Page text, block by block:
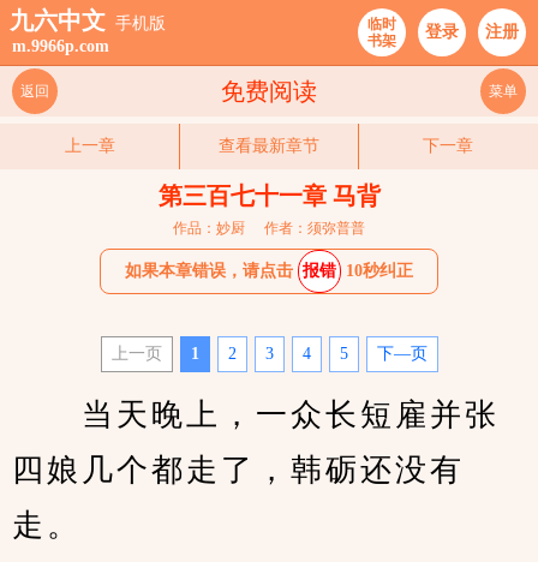
九六中文 手机版
m.9966p.com
临时
书架
登录 注册
免费阅读
返回 菜单
上一章 查看最新章节 下一章
第三百七十一章 马背
作品：妙厨 作者：须弥普普
如果本章错误，请点击 报错 10秒纠正
上一页 1 2 3 4 5 下—页
当天晚上，一众长短雇并张
四娘几个都走了，韩砺还没有
走。